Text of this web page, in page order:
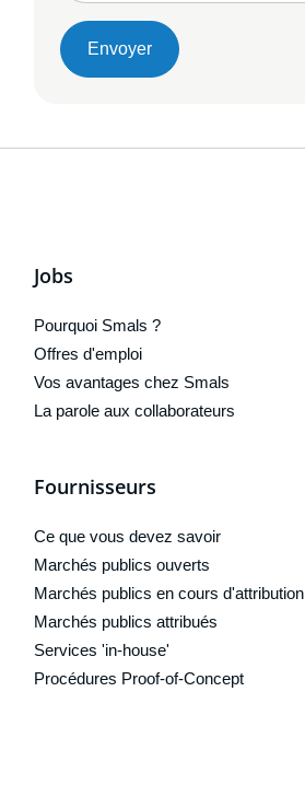
Envoyer
Jobs
Pourquoi Smals ?
Offres d'emploi
Vos avantages chez Smals
La parole aux collaborateurs
Fournisseurs
Ce que vous devez savoir
Marchés publics ouverts
Marchés publics en cours d'attribution
Marchés publics attribués
Services 'in-house'
Procédures Proof-of-Concept